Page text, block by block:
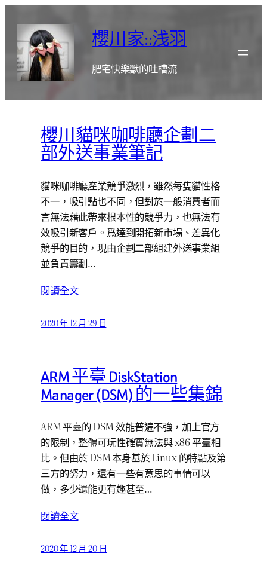
櫻川家::浅羽
肥宅快樂獸的吐槽流
櫻川貓咪咖啡廳企劃二
部外送事業筆記
貓咪咖啡廳產業競爭激烈，雖然每隻貓性格
不一，吸引點也不同，但對於一般消費者而
言無法藉此帶來根本性的競爭力，也無法有
效吸引新客戶。爲達到開拓新市場、差異化
競爭的目的，現由企劃二部組建外送事業組
並負責籌劃…
閱讀全文
2020 年 12 月 29 日
ARM 平臺 DiskStation
Manager (DSM) 的一些集錦
ARM 平臺的 DSM 效能普遍不強，加上官方
的限制，整體可玩性確實無法與 x86 平臺相
比。但由於 DSM 本身基於 Linux 的特點及第
三方的努力，還有一些有意思的事情可以
做，多少還能更有趣甚至…
閱讀全文
2020 年 12 月 20 日